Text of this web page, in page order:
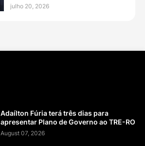
julho 20, 2026
Adaílton Fúria terá três dias para
apresentar Plano de Governo ao TRE-RO
August 07, 2026